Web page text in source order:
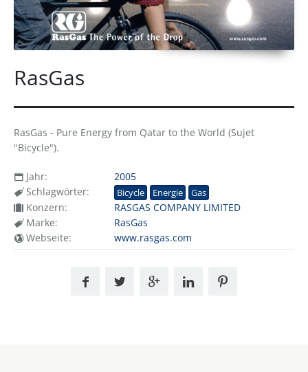
RasGas
RasGas - Pure Energy from Qatar to the World (Sujet
"Bicycle").
Jahr:
2005
Schlagwörter:
Bicycle Energie Gas
Konzern:
RASGAS COMPANY LIMITED
Marke:
RasGas
Webseite:
www.rasgas.com